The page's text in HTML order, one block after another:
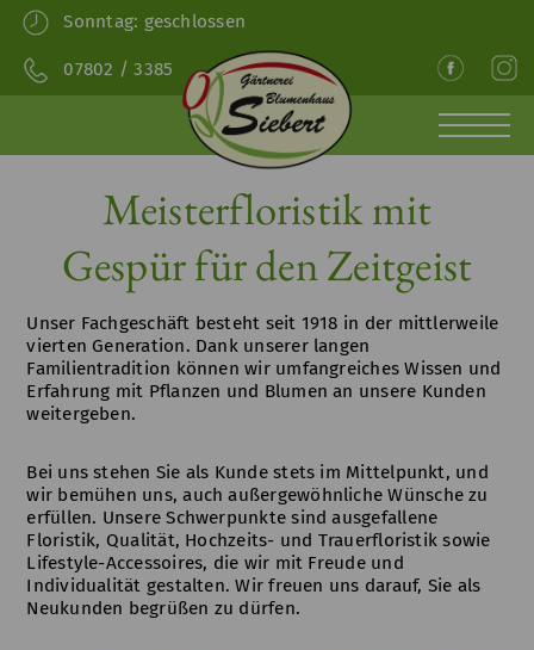
Sonntag: geschlossen
07802 / 3385
ÜBER
UNS
GÄRTNEREI
Meisterfloristik mit
Gespür für den Zeitgeist
Unser Fachgeschäft besteht seit 1918 in der mittlerweile
vierten Generation. Dank unserer langen
Familientradition können wir umfangreiches Wissen und
Erfahrung mit Pflanzen und Blumen an unsere Kunden
weitergeben.
Bei uns stehen Sie als Kunde stets im Mittelpunkt, und
wir bemühen uns, auch außergewöhnliche Wünsche zu
erfüllen. Unsere Schwerpunkte sind ausgefallene
Floristik, Qualität, Hochzeits- und Trauerfloristik sowie
Lifestyle-Accessoires, die wir mit Freude und
Individualität gestalten. Wir freuen uns darauf, Sie als
Neukunden begrüßen zu dürfen.